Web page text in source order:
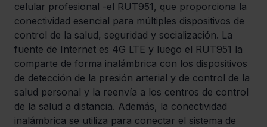
celular profesional -el RUT951, que proporciona la
conectividad esencial para múltiples dispositivos de
control de la salud, seguridad y socialización. La
fuente de Internet es 4G LTE y luego el RUT951 la
comparte de forma inalámbrica con los dispositivos
de detección de la presión arterial y de control de la
salud personal y la reenvía a los centros de control
de la salud a distancia. Además, la conectividad
inalámbrica se utiliza para conectar el sistema de